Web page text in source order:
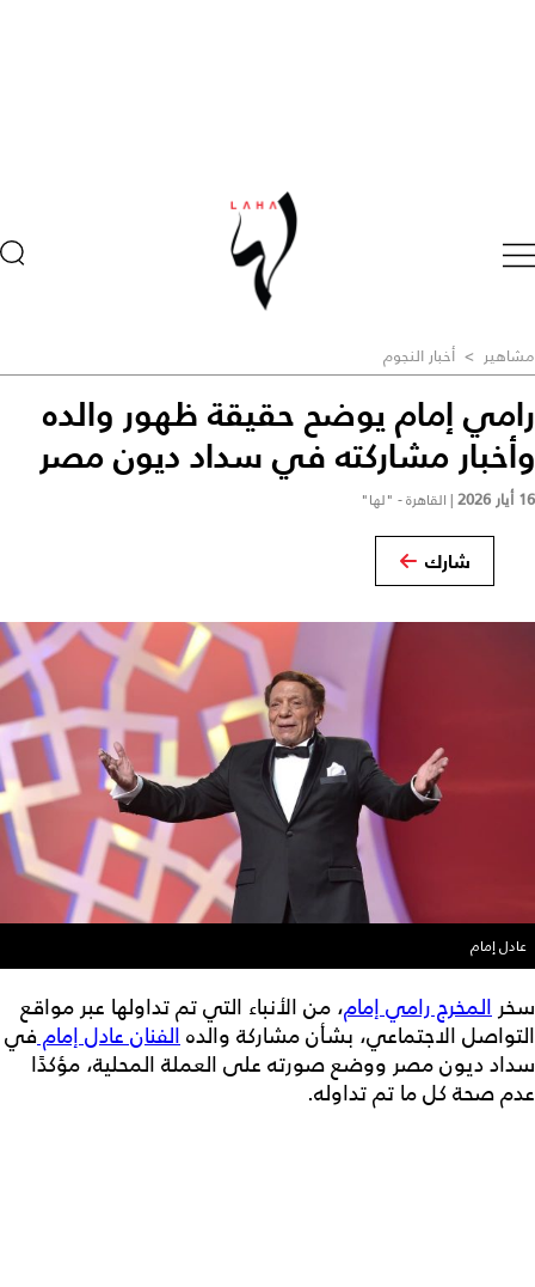
مشاهير > أخبار النجوم
رامي إمام يوضح حقيقة ظهور والده
وأخبار مشاركته في سداد ديون مصر
16 أيار 2026 | القاهرة - "لها"
شارك
عادل إمام
سخر المخرج رامي إمام، من الأنباء التي تم تداولها عبر مواقع
التواصل الاجتماعي، بشأن مشاركة والدهالفنان عادل إمامفي
سداد ديون مصر ووضع صورته على العملة المحلية، مؤكدًا
عدم صحة كل ما تم تداوله.